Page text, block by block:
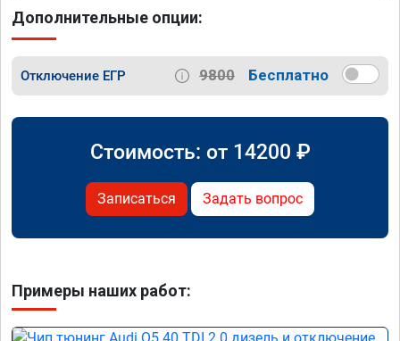
Дополнительные опции:
Отключение ЕГР 9800 Бесплатно
Стоимость: от 14200 ₽
Записаться Задать вопрос
Примеры наших работ: